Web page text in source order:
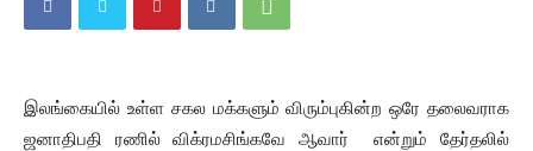
இலங்கையில் உள்ள சகல மக்களும் விரும்புகின்ற ஒரே தலைவராக
ஜனாதிபதி ரணில் விக்ரமசிங்கவே ஆவார் என்றும் தேர்தலில்